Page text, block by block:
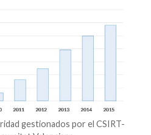
gestionados por el CSIRT-